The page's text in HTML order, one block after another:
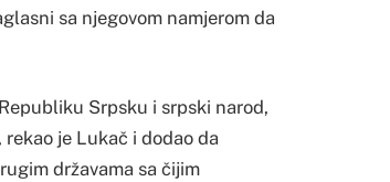
sa njegovom namjerom da
Srpsku i srpski narod,
je Lukač i dodao da
državama sa čijim